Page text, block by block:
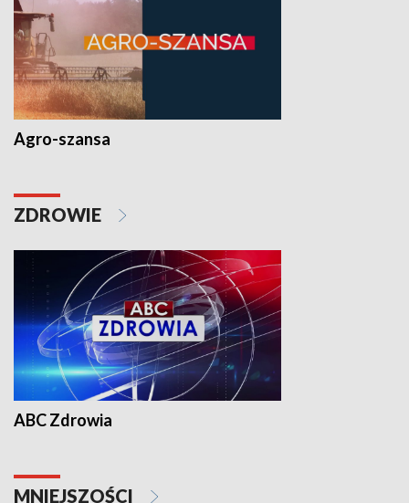
Agro-szansa
ZDROWIE
ABC Zdrowia
MNIEJSZOŚCI